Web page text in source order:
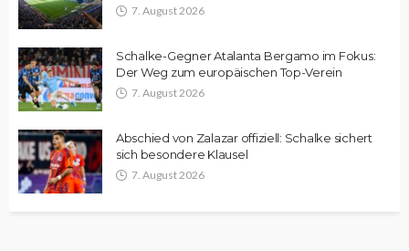
7. August 2026
Schalke-Gegner Atalanta Bergamo im Fokus:
Der Weg zum europäischen Top-Verein
7. August 2026
Abschied von Zalazar offiziell: Schalke sichert
sich besondere Klausel
7. August 2026